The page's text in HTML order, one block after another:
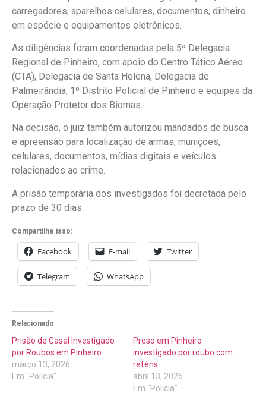
carregadores, aparelhos celulares, documentos, dinheiro
em espécie e equipamentos eletrônicos.
As diligências foram coordenadas pela 5ª Delegacia
Regional de Pinheiro, com apoio do Centro Tático Aéreo
(CTA), Delegacia de Santa Helena, Delegacia de
Palmeirândia, 1º Distrito Policial de Pinheiro e equipes da
Operação Protetor dos Biomas.
Na decisão, o juiz também autorizou mandados de busca
e apreensão para localização de armas, munições,
celulares, documentos, mídias digitais e veículos
relacionados ao crime.
A prisão temporária dos investigados foi decretada pelo
prazo de 30 dias.
Compartilhe isso:
Facebook E-mail Twitter
Telegram WhatsApp
Relacionado
Prisão de Casal Investigado
por Roubos em Pinheiro
março 13, 2026
Em "Polícia"
Preso em Pinheiro
investigado por roubo com
reféns
abril 13, 2026
Em "Polícia"